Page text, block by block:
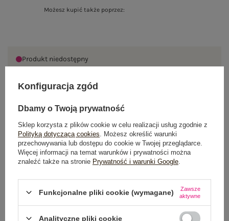
Możesz kupić także poprzez:
Produkt niedostępny
OPIS PRODUKTU
GŁÓWNE PARAMETRY
OPINIE O PRODUKCIE (1)
Konfiguracja zgód
Dbamy o Twoją prywatność
Sklep korzysta z plików cookie w celu realizacji usług zgodnie z
Polityką dotyczącą cookies . Możesz określić warunki
przechowywania lub dostępu do cookie w Twojej przeglądarce.
Więcej informacji na temat warunków i prywatności można
znaleźć także na stronie Prywatność i warunki Google
Funkcjonalne pliki cookie (wymagane)
Zawsze
aktywne
Analityczne pliki cookie